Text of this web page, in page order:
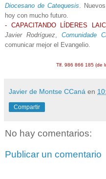
Diocesano de Catequesis .
hoy con mucho futuro.
- CAPACITANDO LÍDERES
Javier Rodríguez, Comunidade
comunicar mejor el Evangelio.
Tlf. 986 866 185 (de
Javier de Montse CCaná en
Compartir
No hay comentarios:
Publicar un comentario